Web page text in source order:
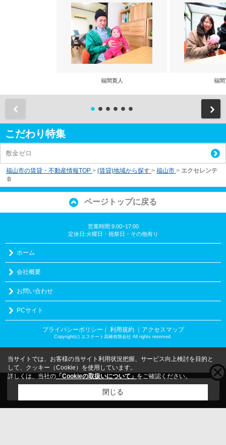
福間寛人 福間
こだわり特集
敷金ゼロ
福山市の賃貸・不動産情報TOP > (賃貸)地域から探す > 福山市 > エクセレンテ
Ｂ
ページトップに戻る
営業時間:9:00~17:00
定休日:火曜日・祝祭日・その他有り
ホーム
会社概要
お問い合わせ
PCサイト
プライバシーポリシー 利用規約 ｜アクセスマップ
Copyright(c) エステート高橋有限会社 All rights reserved.
こちらの物件をご覧の方にお勧めな物件
当サイトでは、お客様の当サイト利用状況把握、サービス向上検討を目的と
して、クッキー（Cookie）を使用しています。
詳しくは、当社の 「Cookieの取扱いについて」 をご確認ください。
閉じる